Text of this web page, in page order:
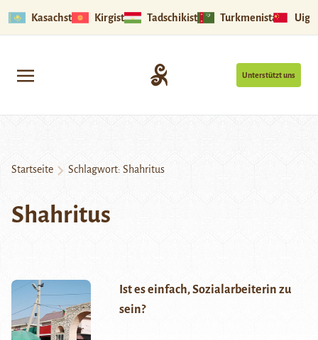
Kasachstan Kirgistan Tadschikistan Turkmenistan
Unterstützt uns
Startseite Schlagwort: Shahritus
Shahritus
Ist es einfach, Sozialarbeiterin zu
sein?